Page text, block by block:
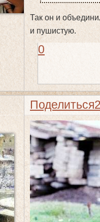
Так он и
и пушистую.
0
Поделиться